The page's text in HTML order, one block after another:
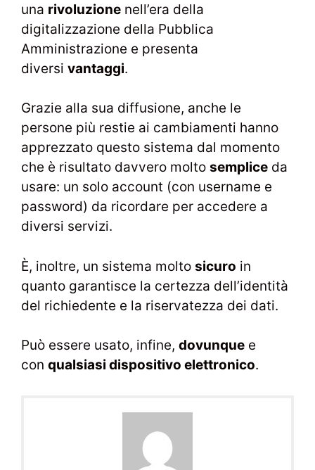
una rivoluzione nell’era della
digitalizzazione della Pubblica
Amministrazione e presenta
diversi vantaggi.
Grazie alla sua diffusione, anche le
persone più restie ai cambiamenti hanno
apprezzato questo sistema dal momento
che è risultato davvero molto semplice da
usare: un solo account (con username e
password) da ricordare per accedere a
diversi servizi.
È, inoltre, un sistema molto sicuro in
quanto garantisce la certezza dell’identità
del richiedente e la riservatezza dei dati.
Può essere usato, infine, dovunque e
con qualsiasi dispositivo elettronico.